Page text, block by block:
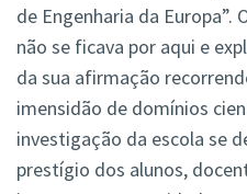
de Engenharia da Europa”.
não se ficava por aqui e
da sua afirmação
imensidão de domínios
investigação da escola se
prestígio dos alunos,